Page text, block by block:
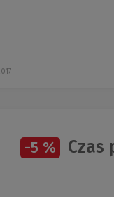
-5 % Czas